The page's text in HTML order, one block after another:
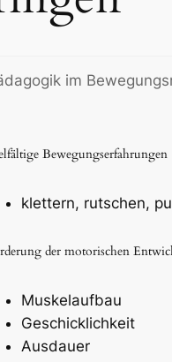
im
Bewegungserfahrungen
klettern, rutschen,
der motorischen
Muskelaufbau
Geschicklichkeit
Ausdauer